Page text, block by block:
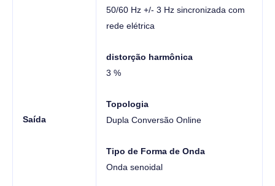
Saída
50/60 Hz +/- 3 Hz sincronizada com
rede elétrica
distorção harmônica
3 %
Topologia
Dupla Conversão Online
Tipo de Forma de Onda
Onda senoidal